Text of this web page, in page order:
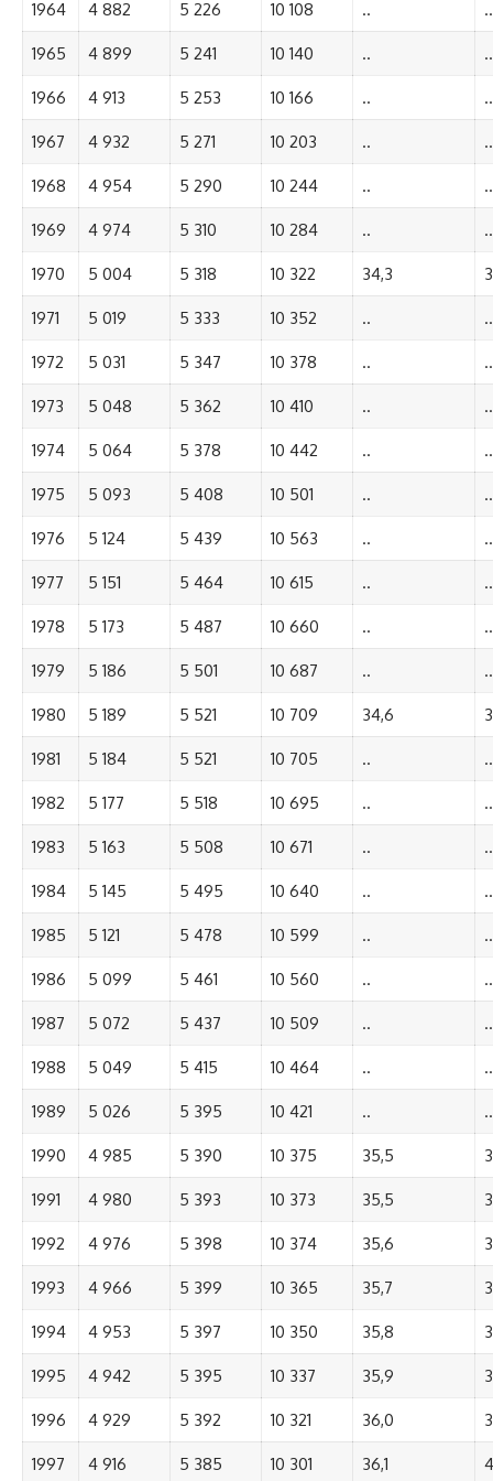
1964 4 882 5 226 10 108 .. ..
1965 4 899 5 241 10 140 .. ..
1966 4 913 5 253 10 166 .. ..
1967 4 932 5 271 10 203 .. ..
1968 4 954 5 290 10 244 .. ..
1969 4 974 5 310 10 284 .. ..
1970 5 004 5 318 10 322 34,3
1971 5 019 5 333 10 352 .. ..
1972 5 031 5 347 10 378 .. ..
1973 5 048 5 362 10 410 .. ..
1974 5 064 5 378 10 442 .. ..
1975 5 093 5 408 10 501 .. ..
1976 5 124 5 439 10 563 .. ..
1977 5 151 5 464 10 615 .. ..
1978 5 173 5 487 10 660 .. ..
1979 5 186 5 501 10 687 .. ..
1980 5 189 5 521 10 709 34,6
1981 5 184 5 521 10 705 .. ..
1982 5 177 5 518 10 695 .. ..
1983 5 163 5 508 10 671 .. ..
1984 5 145 5 495 10 640 .. ..
1985 5 121 5 478 10 599 .. ..
1986 5 099 5 461 10 560 .. ..
1987 5 072 5 437 10 509 .. ..
1988 5 049 5 415 10 464 .. ..
1989 5 026 5 395 10 421 .. ..
1990 4 985 5 390 10 375 35,5
1991 4 980 5 393 10 373 35,5
1992 4 976 5 398 10 374 35,6
1993 4 966 5 399 10 365 35,7
1994 4 953 5 397 10 350 35,8
1995 4 942 5 395 10 337 35,9
1996 4 929 5 392 10 321 36,0
1997 4 916 5 385 10 301 36,1